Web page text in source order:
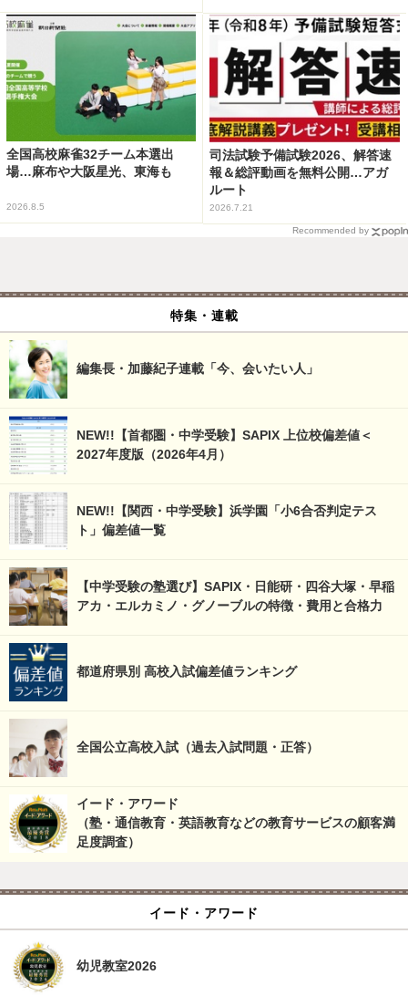
全国高校麻雀32チーム本選出
場…麻布や大阪星光、東海も
2026.8.5
司法試験予備試験2026、解答速
報＆総評動画を無料公開…アガ
ルート
2026.7.21
Recommended by
特集・連載
編集長・加藤紀子連載「今、会いたい人」
NEW!!【首都圏・中学受験】SAPIX 上位校偏差値＜
2027年度版（2026年4月）
NEW!!【関西・中学受験】浜学園「小6合否判定テス
ト」偏差値一覧
【中学受験の塾選び】SAPIX・日能研・四谷大塚・早稲
アカ・エルカミノ・グノーブルの特徴・費用と合格力
都道府県別 高校入試偏差値ランキング
全国公立高校入試（過去入試問題・正答）
イード・アワード
（塾・通信教育・英語教育などの教育サービスの顧客満
足度調査）
イード・アワード
幼児教室2026